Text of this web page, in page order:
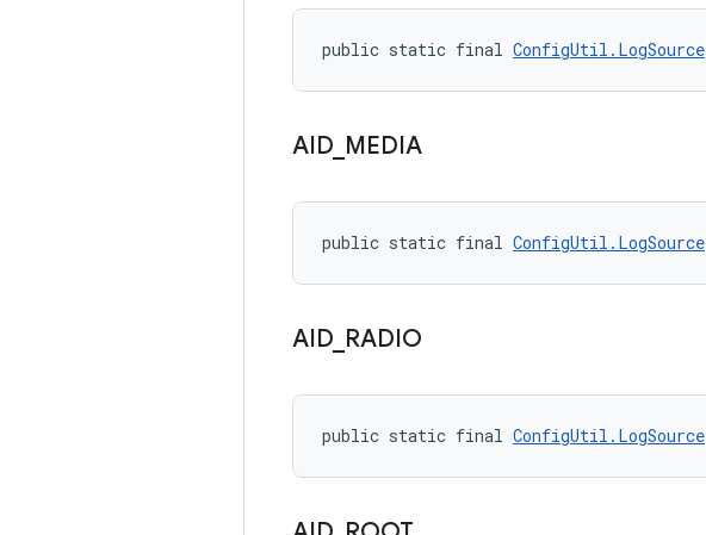
public static final ConfigUtil.LogSource
AID MEDIA
public static final ConfigUtil.LogSource
AID RADIO
public static final ConfigUtil.LogSource